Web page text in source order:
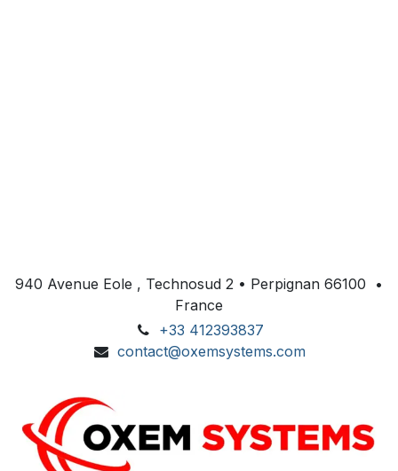
940 Avenue Eole , Technosud 2 • Perpignan 66100 •
France
+33 412393837
contact@oxemsystems.com